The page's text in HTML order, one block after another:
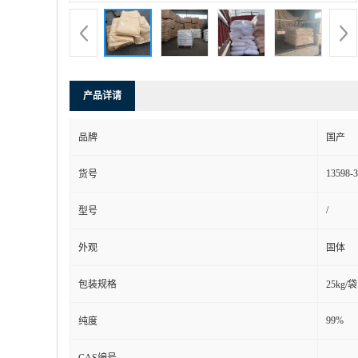
产品详请
品牌 国产
货号 13598-
型号 /
外观 固体
包装规格 25kg/袋
纯度 99%